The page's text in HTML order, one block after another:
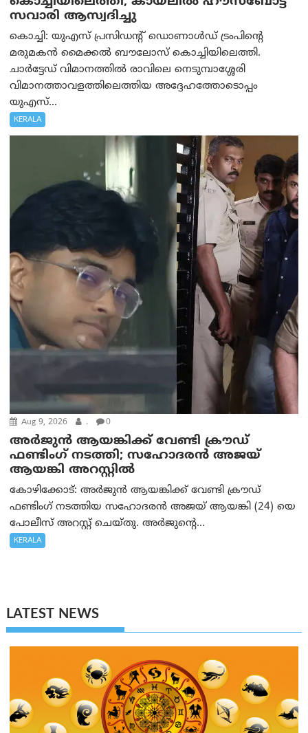
സവാരി ആസ്വദിച്ചു
കൊച്ചി: യുഎസ് പ്രസിഡന്റ് ഡൊണാൾഡ് ട്രംപിന്റെ
മരുമകൻ മൈക്കൽ ബൗലോസ് കൊച്ചിയിലെത്തി.
ചാർട്ടേഡ് വിമാനത്തിൽ രാവിലെ നെടുമ്പാശ്ശേരി
വിമാനത്താവളത്തിലെത്തിയ അദ്ദേഹത്തോടൊപ്പം
യുഎസ്...
KERALA
Aug 9, 2026 . 0
അർജുൻ ആയങ്കിക്ക് വേണ്ടി ക്രൗഡ്
ഫണ്ടിംഗ് നടത്തി; സഹോദരന്‍ അജയ്
ആയങ്കി അറസ്റ്റിൽ
കോഴിക്കോട്: അർജുൻ ആയങ്കിക്ക് വേണ്ടി ക്രൗഡ്
ഫണ്ടിംഗ് നടത്തിയ സഹോദരന്‍ അജയ് ആയങ്കി (24) യെ
പോലീസ് അറസ്റ്റ് ചെയ്തു. അർജുന്റെ...
KERALA
LATEST NEWS